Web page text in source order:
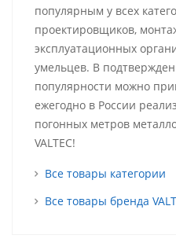
популярным у всех
проектировщиков,
эксплуатационных
умельцев. В
популярности можно
ежегодно в России
погонных метров
VALTEC!
Все товары категории
Все товары бренда